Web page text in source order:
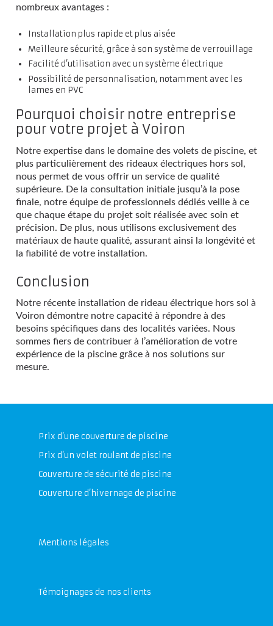
nombreux avantages :
Installation plus rapide et plus aisée
Meilleure sécurité, grâce à son système de verrouillage
Facilité d’utilisation avec un système électrique
Possibilité de personnalisation, notamment avec les
lames en PVC
Pourquoi choisir notre entreprise
pour votre projet à Voiron
Notre expertise dans le domaine des volets de piscine, et
plus particulièrement des rideaux électriques hors sol,
nous permet de vous offrir un service de qualité
supérieure. De la consultation initiale jusqu’à la pose
finale, notre équipe de professionnels dédiés veille à ce
que chaque étape du projet soit réalisée avec soin et
précision. De plus, nous utilisons exclusivement des
matériaux de haute qualité, assurant ainsi la longévité et
la fiabilité de votre installation.
Conclusion
Notre récente installation de rideau électrique hors sol à
Voiron démontre notre capacité à répondre à des
besoins spécifiques dans des localités variées. Nous
sommes fiers de contribuer à l’amélioration de votre
expérience de la piscine grâce à nos solutions sur
mesure.
Prix d’une couverture de piscine
Prix d’un volet roulant de piscine
Couverture de sécurité de piscine
Couverture d’hivernage de piscine
Mentions légales
Témoignages de nos clients